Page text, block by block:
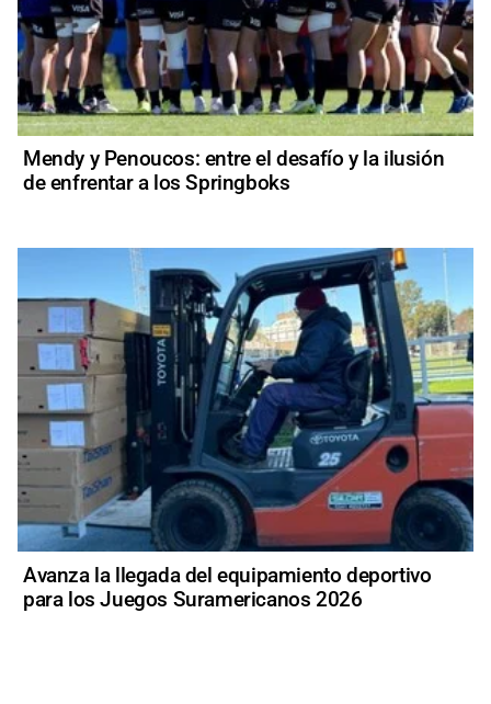
Mendy y Penoucos: entre el desafío y la ilusión
de enfrentar a los Springboks
Avanza la llegada del equipamiento deportivo
para los Juegos Suramericanos 2026